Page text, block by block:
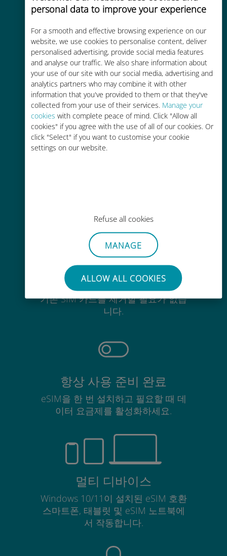
personal data to improve your experience
For a smooth and effective browsing experience on our
website, we use cookies to personalise content, deliver
personalised advertising, provide social media features
and analyse our traffic. We also share information about
your use of our site with our social media, advertising and
analytics partners who may combine it with other
information that you've provided to them or that they've
collected from your use of their services. Manage your
cookies with complete peace of mind. Click "Allow all
cookies" if you agree with the use of all of our cookies. Or
click "Select" if you want to customise your cookie
settings on our website.
Refuse all cookies
MANAGE
ALLOW ALL COOKIES
품질 셀룰러 연결 제공
비용 효율적
기존 통신사 로밍 요금보다 최대
90% 저렴합니다.
간편한
기존 SIM 카드를 제거할 필요가 없습
니다.
항상 사용 준비 완료
eSIM을 한 번 설치하고 필요할 때 데
이터 요금제를 활성화하세요.
멀티 디바이스
Windows 10/11이 설치된 eSIM 호환
스마트폰, 태블릿 및 eSIM 노트북에
서 작동합니다.